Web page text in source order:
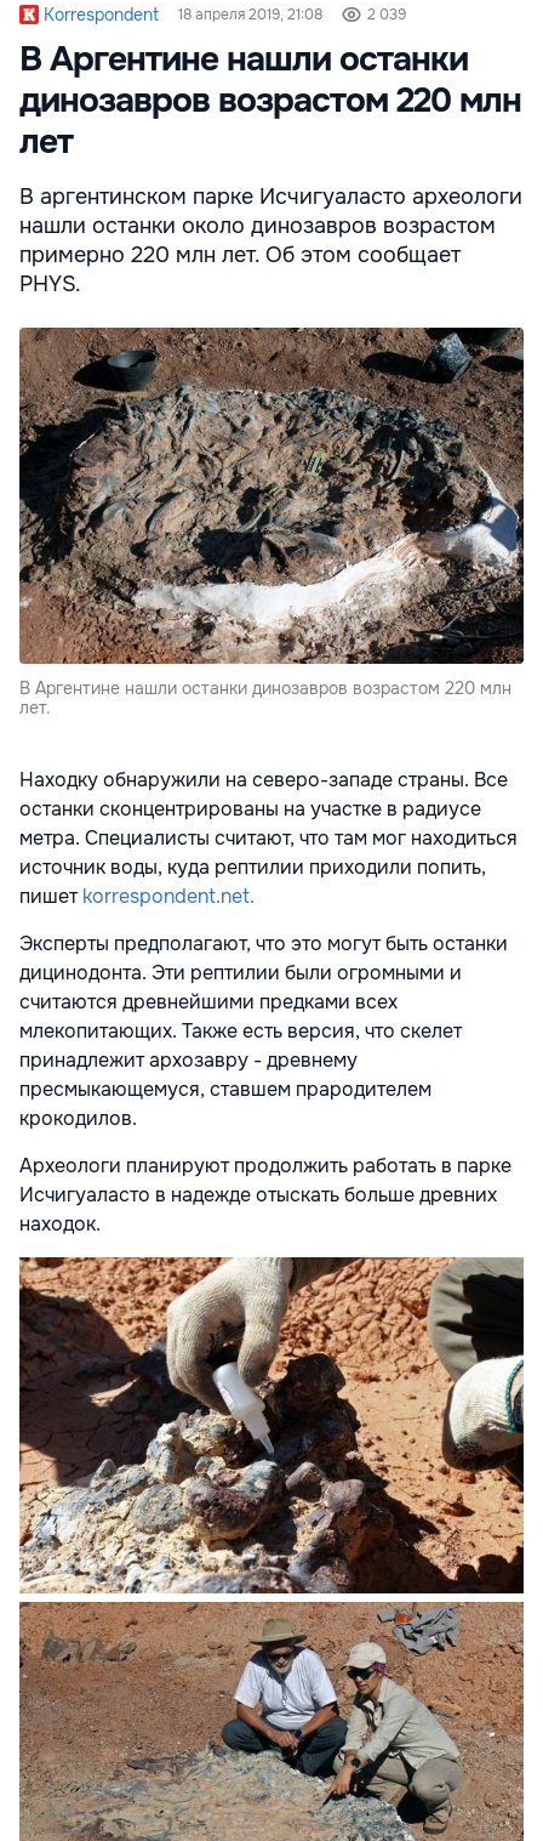
Korrespondent 18 апреля 2019, 21:08 2 039
В Аргентине нашли останки
динозавров возрастом 220 млн
лет
В аргентинском парке Исчигуаласто археологи
нашли останки около динозавров возрастом
примерно 220 млн лет. Об этом сообщает
PHYS.
В Аргентине нашли останки динозавров возрастом 220 млн
лет.
Находку обнаружили на северо-западе страны. Все
останки сконцентрированы на участке в радиусе
метра. Специалисты считают, что там мог находиться
источник воды, куда рептилии приходили попить,
пишетkorrespondent.net.
Эксперты предполагают, что это могут быть останки
дицинодонта. Эти рептилии были огромными и
считаются древнейшими предками всех
млекопитающих. Также есть версия, что скелет
принадлежит архозавру - древнему
пресмыкающемуся, ставшем прародителем
крокодилов.
Археологи планируют продолжить работать в парке
Исчигуаласто в надежде отыскать больше древних
находок.